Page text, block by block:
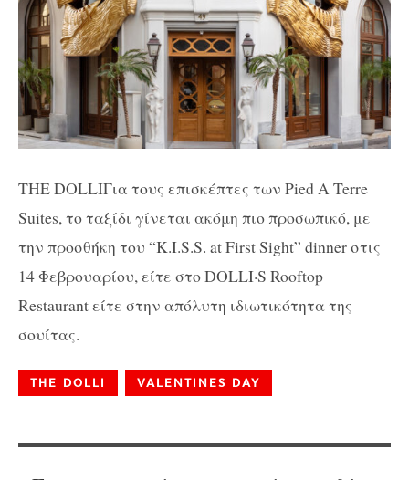
THE DOLLIΓια τους επισκέπτες των Pied A Terre
Suites, το ταξίδι γίνεται ακόμη πιο προσωπικό, με
την προσθήκη του “K.I.S.S. at First Sight” dinner στις
14 Φεβρουαρίου, είτε στο DOLLI·S Rooftop
Restaurant είτε στην απόλυτη ιδιωτικότητα της
σουίτας.
THE DOLLI VALENTINES DAY